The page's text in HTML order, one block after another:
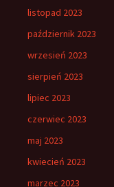
listopad 2023
październik 2023
wrzesień 2023
sierpień 2023
lipiec 2023
czerwiec 2023
maj 2023
kwiecień 2023
marzec 2023